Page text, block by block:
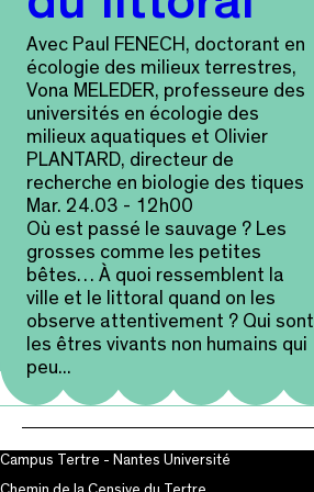
Avec Paul FENECH, doctorant en
écologie des milieux terrestres,
Vona MELEDER, professeure des
universités en écologie des
milieux aquatiques et Olivier
PLANTARD, directeur de
recherche en biologie des tiques
Mar. 24.03 - 12h00
Où est passé le sauvage ? Les
grosses comme les petites
bêtes… À quoi ressemblent la
ville et le littoral quand on les
observe attentivement ? Qui sont
les êtres vivants non humains qui
peu...
Campus Tertre - Nantes Université